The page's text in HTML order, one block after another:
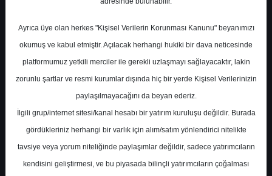
Petkim 4. Çeyrek Finansal Sonuç
Değerlendirmesi
Ayrıca üye olan herkes "Kişisel Verilerin Korunması Kanunu" beyanımızı
okumuş ve kabul etmiştir. Açılacak herhangi hukiki bir dava neticesinde
platformumuz yetkili merciler ile gerekli uzlaşmayı sağlayacaktır, lakin
zorunlu şartlar ve resmi kurumlar dışında hiç bir yerde Kişisel Verilerinizin
paylaşılmayacağını da beyan ederiz.
İlgili grup/internet sitesi/kanal hesabı bir yatırım kuruluşu değildir. Burada
gördükleriniz herhangi bir varlık için alım/satım yönlendirici nitelikte
tavsiye veya yorum niteliğinde paylaşımlar değildir, sadece yatırımcıların
kendisini geliştirmesi, ve bu piyasada bilinçli yatırımcıların çoğalması